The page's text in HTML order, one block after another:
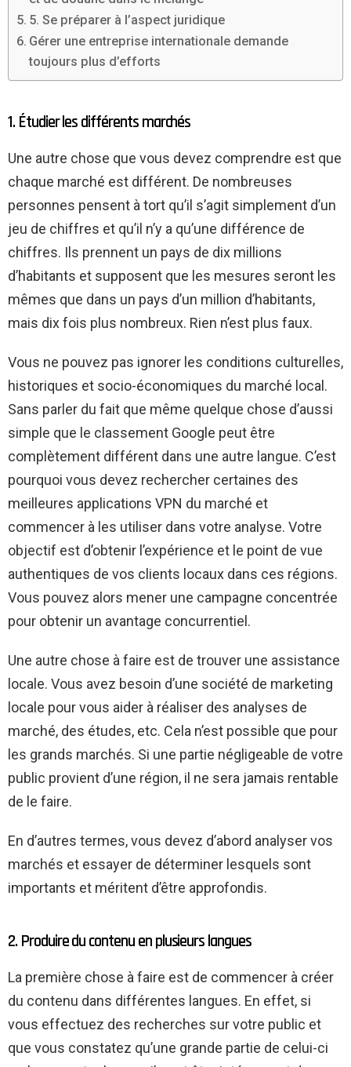
5. Se préparer à l’aspect juridique
Gérer une entreprise internationale demande
toujours plus d’efforts
1. Étudier les différents marchés
Une autre chose que vous devez comprendre est que
chaque marché est différent. De nombreuses
personnes pensent à tort qu’il s’agit simplement d’un
jeu de chiffres et qu’il n’y a qu’une différence de
chiffres. Ils prennent un pays de dix millions
d’habitants et supposent que les mesures seront les
mêmes que dans un pays d’un million d’habitants,
mais dix fois plus nombreux. Rien n’est plus faux.
Vous ne pouvez pas ignorer les conditions culturelles,
historiques et socio-économiques du marché local.
Sans parler du fait que même quelque chose d’aussi
simple que le classement Google peut être
complètement différent dans une autre langue. C’est
pourquoi vous devez rechercher certaines des
meilleures applications VPN du marché et
commencer à les utiliser dans votre analyse. Votre
objectif est d’obtenir l’expérience et le point de vue
authentiques de vos clients locaux dans ces régions.
Vous pouvez alors mener une campagne concentrée
pour obtenir un avantage concurrentiel.
Une autre chose à faire est de trouver une assistance
locale. Vous avez besoin d’une société de marketing
locale pour vous aider à réaliser des analyses de
marché, des études, etc. Cela n’est possible que pour
les grands marchés. Si une partie négligeable de votre
public provient d’une région, il ne sera jamais rentable
de le faire.
En d’autres termes, vous devez d’abord analyser vos
marchés et essayer de déterminer lesquels sont
importants et méritent d’être approfondis.
2. Produire du contenu en plusieurs langues
La première chose à faire est de commencer à créer
du contenu dans différentes langues. En effet, si
vous effectuez des recherches sur votre public et
que vous constatez qu’une grande partie de celui-ci